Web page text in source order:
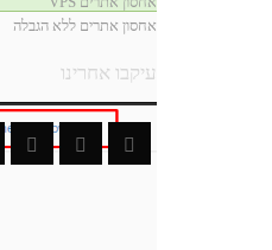
אחסון אתרים ללא הגבלה
עיקבו אחרינו